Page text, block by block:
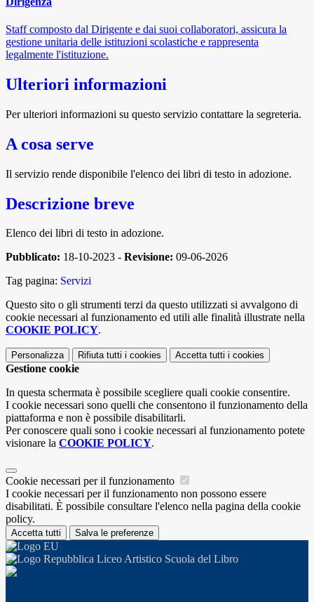
Staff composto dal Dirigente e dai suoi collaboratori, assicura la
gestione unitaria delle istituzioni scolastiche e rappresenta
legalmente l'istituzione.
Ulteriori informazioni
Per ulteriori informazioni su questo servizio contattare la segreteria.
A cosa serve
Il servizio rende disponibile l'elenco dei libri di testo in adozione.
Descrizione breve
Elenco dei libri di testo in adozione.
Pubblicato: 18-10-2023 - Revisione: 09-06-2026
Tag pagina: Servizi
Questo sito o gli strumenti terzi da questo utilizzati si avvalgono di
cookie necessari al funzionamento ed utili alle finalità illustrate nella
COOKIE POLICY.
Personalizza Rifiuta tutti i cookies Accetta tutti i cookies
Gestione cookie
In questa schermata è possibile scegliere quali cookie consentire.
I cookie necessari sono quelli che consentono il funzionamento della
piattaforma e non è possibile disabilitarli.
Per conoscere quali sono i cookie necessari al funzionamento potete
visionare la COOKIE POLICY.
Cookie necessari per il funzionamento
I cookie necessari per il funzionamento non possono essere
disabilitati. È possibile consultare l'elenco nella pagina della cookie
policy.
Accetta tutti Salva le preferenze
Liceo Artistico Scuola del Libro